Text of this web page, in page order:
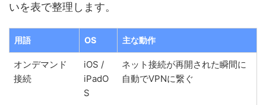
いを表で整理します。
用語 OS 主な動作
オンデマンド
接続
iOS /
iPadO
S
ネット接続が再開された瞬間に
自動でVPNに繋ぐ